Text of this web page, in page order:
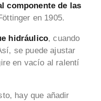
componente de las
en 1905.
hidráulico, cuando
se puede ajustar
en vacío al ralentí
hay que añadir